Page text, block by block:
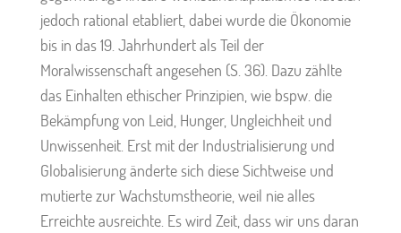
jedoch rational etabliert, dabei wurde die Ökonomie
bis in das 19. Jahrhundert als Teil der
Moralwissenschaft angesehen (S. 36). Dazu zählte
das Einhalten ethischer Prinzipien, wie bspw. die
Bekämpfung von Leid, Hunger, Ungleichheit und
Unwissenheit. Erst mit der Industrialisierung und
Globalisierung änderte sich diese Sichtweise und
mutierte zur Wachstumstheorie, weil nie alles
Erreichte ausreichte. Es wird Zeit, dass wir uns daran